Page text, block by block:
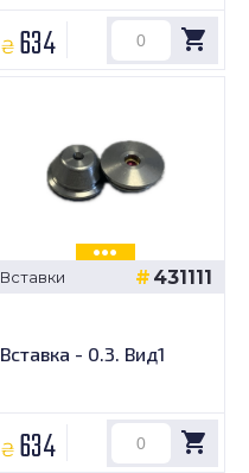
₴ 634
Вставки 431111
Вставка - 0.3. Вид1
₴ 634